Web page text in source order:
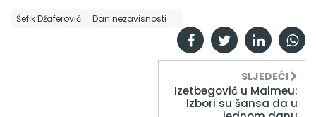
Šefik Džaferović Dan nezavisnosti
SLJEDEĆI
Izetbegović u Malmeu:
Izbori su šansa da u